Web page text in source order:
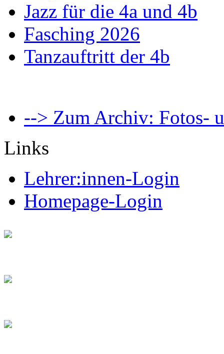
Jazz für die 4a und 4b
Fasching 2026
Tanzauftritt der 4b
--> Zum Archiv: Fotos-
Links
Lehrer:innen-Login
Homepage-Login